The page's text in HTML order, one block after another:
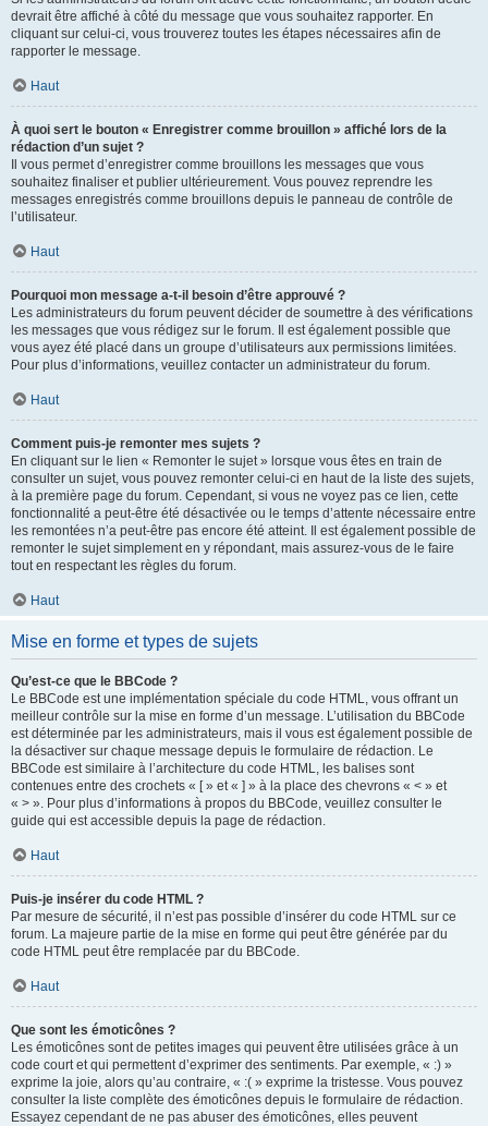
devrait être affiché à côté du message que vous souhaitez rapporter. En
cliquant sur celui-ci, vous trouverez toutes les étapes nécessaires afin de
rapporter le message.
Haut
À quoi sert le bouton « Enregistrer comme brouillon » affiché lors de la
rédaction d’un sujet ?
Il vous permet d’enregistrer comme brouillons les messages que vous
souhaitez finaliser et publier ultérieurement. Vous pouvez reprendre les
messages enregistrés comme brouillons depuis le panneau de contrôle de
l’utilisateur.
Haut
Pourquoi mon message a-t-il besoin d’être approuvé ?
Les administrateurs du forum peuvent décider de soumettre à des vérifications
les messages que vous rédigez sur le forum. Il est également possible que
vous ayez été placé dans un groupe d’utilisateurs aux permissions limitées.
Pour plus d’informations, veuillez contacter un administrateur du forum.
Haut
Comment puis-je remonter mes sujets ?
En cliquant sur le lien « Remonter le sujet » lorsque vous êtes en train de
consulter un sujet, vous pouvez remonter celui-ci en haut de la liste des sujets,
à la première page du forum. Cependant, si vous ne voyez pas ce lien, cette
fonctionnalité a peut-être été désactivée ou le temps d’attente nécessaire entre
les remontées n’a peut-être pas encore été atteint. Il est également possible de
remonter le sujet simplement en y répondant, mais assurez-vous de le faire
tout en respectant les règles du forum.
Haut
Mise en forme et types de sujets
Qu’est-ce que le BBCode ?
Le BBCode est une implémentation spéciale du code HTML, vous offrant un
meilleur contrôle sur la mise en forme d’un message. L’utilisation du BBCode
est déterminée par les administrateurs, mais il vous est également possible de
la désactiver sur chaque message depuis le formulaire de rédaction. Le
BBCode est similaire à l’architecture du code HTML, les balises sont
contenues entre des crochets « [ » et « ] » à la place des chevrons « < » et
« > ». Pour plus d’informations à propos du BBCode, veuillez consulter le
guide qui est accessible depuis la page de rédaction.
Haut
Puis-je insérer du code HTML ?
Par mesure de sécurité, il n’est pas possible d’insérer du code HTML sur ce
forum. La majeure partie de la mise en forme qui peut être générée par du
code HTML peut être remplacée par du BBCode.
Haut
Que sont les émoticônes ?
Les émoticônes sont de petites images qui peuvent être utilisées grâce à un
code court et qui permettent d’exprimer des sentiments. Par exemple, « :) »
exprime la joie, alors qu’au contraire, « :( » exprime la tristesse. Vous pouvez
consulter la liste complète des émoticônes depuis le formulaire de rédaction.
Essayez cependant de ne pas abuser des émoticônes, elles peuvent